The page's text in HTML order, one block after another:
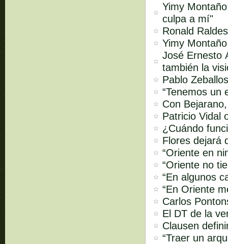
Yimy
culpa a mí"
Ronald
Yimy
José Ernesto
también la
Pablo
“Tenemos un
Con
Patricio Vidal
¿Cuándo
Flores dejará
“Oriente en
“Oriente no
“En algunos
“En Oriente
Carlos
El DT de la
Clausen
“Traer un